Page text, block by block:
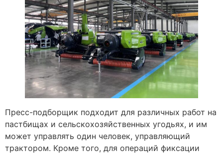
Пресс-подборщик подходит для различных работ на
пастбищах и сельскохозяйственных угодьях, и им
может управлять один человек, управляющий
трактором. Кроме того, для операций фиксации